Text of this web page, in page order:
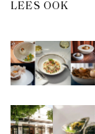
LEES OOK